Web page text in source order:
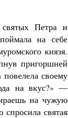
Петра и
на себе
князя.
пригоршней
своему
на вкус?» —
на чужую
святая